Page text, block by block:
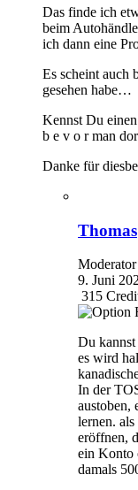
Das finde ich
beim
ich dann eine
Es scheint auch
gesehen habe…
Kennst Du
b e v o r man
Danke für
Thomas
Moderator
9. Juni
315
Du
es wird
In der
austoben,
lernen.
eröffnen,
ein Konto
damals